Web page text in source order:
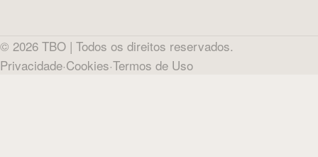
© 2026 TBO | Todos os direitos reservados.
Privacidade·Cookies·Termos de Uso